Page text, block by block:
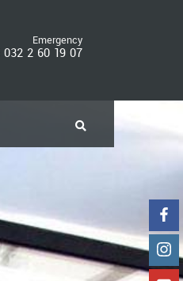
Emergency
032 2 60 19 07